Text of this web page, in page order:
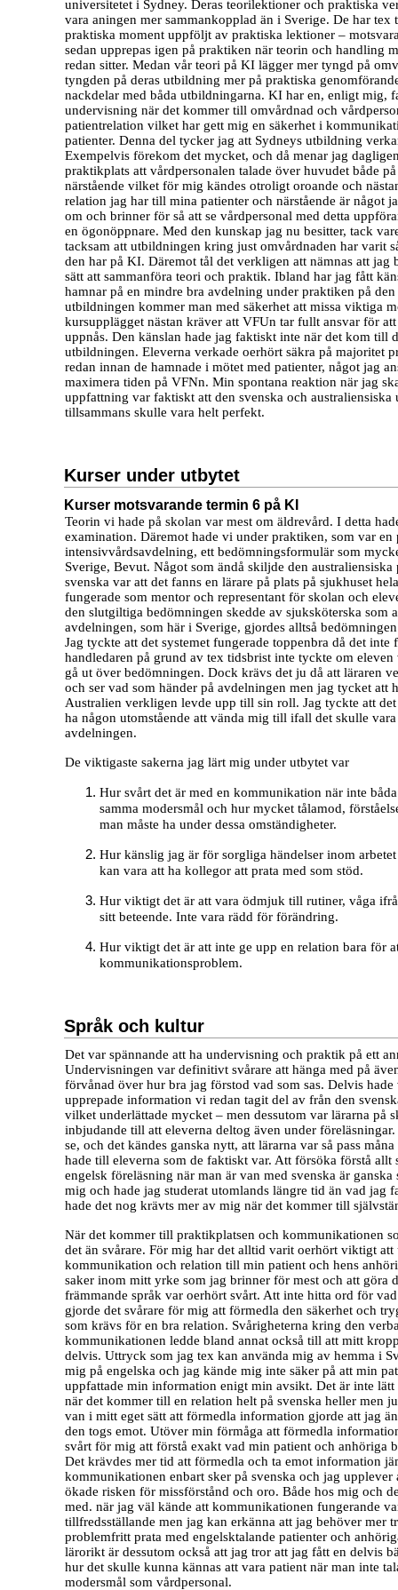
universitetet i Sydney. Deras teorilektioner och praktiska
vara aningen mer sammankopplad än i Sverige. De har tex
praktiska moment uppföljt av praktiska lektioner –
sedan upprepas igen på praktiken när teorin och handling
redan sitter. Medan vår teori på KI lägger mer tyngd på
tyngden på deras utbildning mer på praktiska
nackdelar med båda utbildningarna. KI har en, enligt mig,
undervisning när det kommer till omvårdnad och
patientrelation vilket har gett mig en säkerhet i
patienter. Denna del tycker jag att Sydneys utbildning
Exempelvis förekom det mycket, och då menar jag
praktikplats att vårdpersonalen talade över huvudet både
närstående vilket för mig kändes otroligt oroande och
relation jag har till mina patienter och närstående är något
om och brinner för så att se vårdpersonal med detta
en ögonöppnare. Med den kunskap jag nu besitter, tack
tacksam att utbildningen kring just omvårdnaden har varit
den har på KI. Däremot tål det verkligen att nämnas att jag
sätt att sammanföra teori och praktik. Ibland har jag fått
hamnar på en mindre bra avdelning under praktiken på den
utbildningen kommer man med säkerhet att missa viktiga
kursupplägget nästan kräver att VFUn tar fullt ansvar för
uppnås. Den känslan hade jag faktiskt inte när det kom till
utbildningen. Eleverna verkade oerhört säkra på majoritet
redan innan de hamnade i mötet med patienter, något jag
maximera tiden på VFNn. Min spontana reaktion när jag
uppfattning var faktiskt att den svenska och australiensiska
tillsammans skulle vara helt perfekt.
Kurser under utbytet
Kurser motsvarande termin 6 på KI
Teorin vi hade på skolan var mest om äldrevård. I detta
examination. Däremot hade vi under praktiken, som var en
intensivvårdsavdelning, ett bedömningsformulär som
Sverige, Bevut. Något som ändå skiljde den
svenska var att det fanns en lärare på plats på sjukhuset
fungerade som mentor och representant för skolan och
den slutgiltiga bedömningen skedde av sjuksköterska som
avdelningen, som här i Sverige, gjordes alltså
Jag tyckte att det systemet fungerade toppenbra då det inte
handledaren på grund av tex tidsbrist inte tyckte om
gå ut över bedömningen. Dock krävs det ju då att läraren
och ser vad som händer på avdelningen men jag tycket att
Australien verkligen levde upp till sin roll. Jag tyckte att
ha någon utomstående att vända mig till ifall det skulle
avdelningen.
De viktigaste sakerna jag lärt mig under utbytet var
Hur svårt det är med en kommunikation när inte
samma modersmål och hur mycket tålamod,
man måste ha under dessa omständigheter.
Hur känslig jag är för sorgliga händelser inom
kan vara att ha kollegor att prata med som stöd.
Hur viktigt det är att vara ödmjuk till rutiner, våga
sitt beteende. Inte vara rädd för förändring.
Hur viktigt det är att inte ge upp en relation bara för
kommunikationsproblem.
Språk och kultur
Det var spännande att ha undervisning och praktik på ett
Undervisningen var definitivt svårare att hänga med på
förvånad över hur bra jag förstod vad som sas. Delvis
upprepade information vi redan tagit del av från den
vilket underlättade mycket – men dessutom var lärarna på
inbjudande till att eleverna deltog även under
se, och det kändes ganska nytt, att lärarna var så pass
hade till eleverna som de faktiskt var. Att försöka förstå allt
engelsk föreläsning när man är van med svenska är
mig och hade jag studerat utomlands längre tid än vad jag
hade det nog krävts mer av mig när det kommer till
När det kommer till praktikplatsen och kommunikationen
det än svårare. För mig har det alltid varit oerhört viktigt att
kommunikation och relation till min patient och hens
saker inom mitt yrke som jag brinner för mest och att göra
främmande språk var oerhört svårt. Att inte hitta ord för
gjorde det svårare för mig att förmedla den säkerhet och
som krävs för en bra relation. Svårigheterna kring den
kommunikationen ledde bland annat också till att mitt
delvis. Uttryck som jag tex kan använda mig av hemma i
mig på engelska och jag kände mig inte säker på att min
uppfattade min information enigt min avsikt. Det är inte lätt
när det kommer till en relation helt på svenska heller men
van i mitt eget sätt att förmedla information gjorde att jag
den togs emot. Utöver min förmåga att förmedla
svårt för mig att förstå exakt vad min patient och anhöriga
Det krävdes mer tid att förmedla och ta emot information
kommunikationen enbart sker på svenska och jag upplever
ökade risken för missförstånd och oro. Både hos mig och
med. när jag väl kände att kommunikationen fungerande
tillfredsställande men jag kan erkänna att jag behöver mer
problemfritt prata med engelsktalande patienter och
lärorikt är dessutom också att jag tror att jag fått en delvis
hur det skulle kunna kännas att vara patient när man inte
modersmål som vårdpersonal.